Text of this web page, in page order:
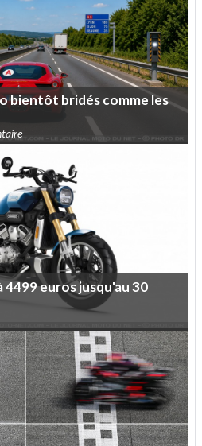
bientôt bridéscommeles
4499eurosjusqu'au30